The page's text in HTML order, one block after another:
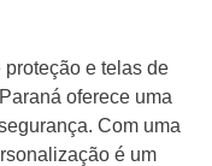
proteção e telas de
oferece uma
Com uma
é um